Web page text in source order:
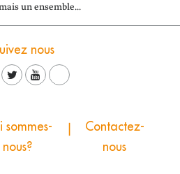
un ensemble...
nous
sommes-
nous?
Contactez-
nous